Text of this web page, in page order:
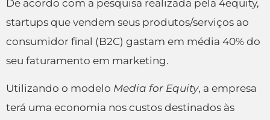
De acordo com a pesquisa realizada pela 4equity,
startups que vendem seus produtos/serviços ao
consumidor final (B2C) gastam em média 40% do
seu faturamento em marketing.
Utilizando o modelo Media for Equity, a empresa
terá uma economia nos custos destinados às